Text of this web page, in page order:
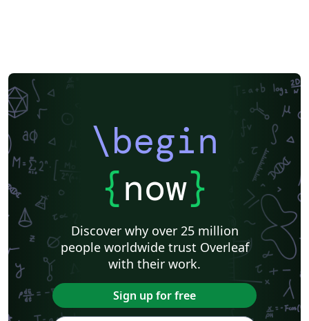
\begin
{now}
Discover why over 25 million
people worldwide trust Overleaf
with their work.
Sign up for free